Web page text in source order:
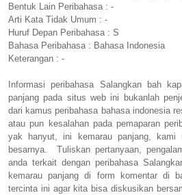
Bentuk Lain Peribahasa : -
Arti Kata Tidak Umum : -
Huruf Depan Peribahasa : S
Bahasa Peribahasa : Bahasa Indonesia
Keterangan : -
Informasi peribahasa Salangkan bah
panjang pada situs web ini bukanlah
dari kamus peribahasa bahasa indonesia
atau pun kesalahan pada pemaparan
yak hanyut, ini kemarau panjang, kami
besarnya. Tuliskan pertanyaan,
anda terkait dengan peribahasa
kemarau panjang di form komentar di
tercinta ini agar kita bisa diskusikan